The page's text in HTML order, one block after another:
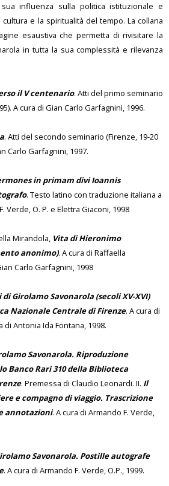
influenza sulla politica istituzionale e
e la spiritualità del tempo. La collana
esaustiva che permetta di rivisitare la
in tutta la sua complessità e rilevanza
il V centenario. Atti del primo seminario
A cura di Gian Carlo Garfagnini, 1996.
. Atti del secondo seminario (Firenze, 19-20
Carlo Garfagnini, 1997.
in primam divi Ioannis
. Testo latino con traduzione italiana a
Verde, O. P. e Elettra Giaconi, 1998
Mirandola, Vita di Hieronimo
anonimo). A cura di Raffaella
Carlo Garfagnini, 1998
Girolamo Savonarola (secoli XV-XVI)
Nazionale Centrale di Firenze. A cura di
Antonia Ida Fontana, 1998.
Savonarola. Riproduzione
Banco Rari 310 della Biblioteca
. Premessa di Claudio Leonardi. II. Il
e compagno di viaggio. Trascrizione
annotazioni. A cura di Armando F. Verde,
Savonarola. Postille autografe
. A cura di Armando F. Verde, O.P., 1999.